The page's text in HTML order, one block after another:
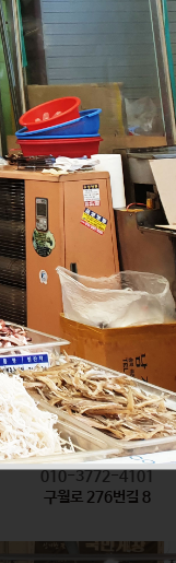
전통즉석수제강정
식품
032-467-0265
호구포로800번길 28
서기네 말랑강정
식품
010-3772-4101
구월로 276번길 8